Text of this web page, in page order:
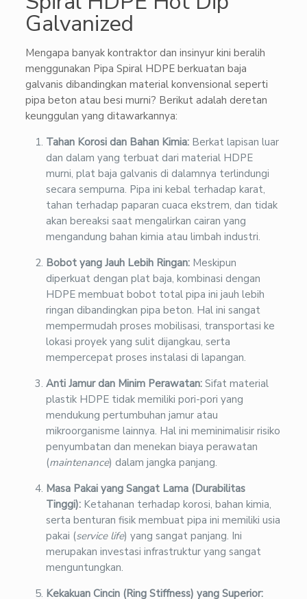
Galvanized
Mengapa banyak kontraktor dan insinyur kini beralih
menggunakan Pipa Spiral HDPE berkuatan baja
galvanis dibandingkan material konvensional seperti
pipa beton atau besi murni? Berikut adalah deretan
keunggulan yang ditawarkannya:
Tahan Korosi dan Bahan Kimia: Berkat lapisan luar
dan dalam yang terbuat dari material HDPE
murni, plat baja galvanis di dalamnya terlindungi
secara sempurna. Pipa ini kebal terhadap karat,
tahan terhadap paparan cuaca ekstrem, dan tidak
akan bereaksi saat mengalirkan cairan yang
mengandung bahan kimia atau limbah industri.
Bobot yang Jauh Lebih Ringan: Meskipun
diperkuat dengan plat baja, kombinasi dengan
HDPE membuat bobot total pipa ini jauh lebih
ringan dibandingkan pipa beton. Hal ini sangat
mempermudah proses mobilisasi, transportasi ke
lokasi proyek yang sulit dijangkau, serta
mempercepat proses instalasi di lapangan.
Anti Jamur dan Minim Perawatan: Sifat material
plastik HDPE tidak memiliki pori-pori yang
mendukung pertumbuhan jamur atau
mikroorganisme lainnya. Hal ini meminimalisir risiko
penyumbatan dan menekan biaya perawatan
(maintenance) dalam jangka panjang.
Masa Pakai yang Sangat Lama (Durabilitas
Tinggi): Ketahanan terhadap korosi, bahan kimia,
serta benturan fisik membuat pipa ini memiliki usia
pakai (service life) yang sangat panjang. Ini
merupakan investasi infrastruktur yang sangat
menguntungkan.
Kekakuan Cincin (Ring Stiffness) yang Superior: